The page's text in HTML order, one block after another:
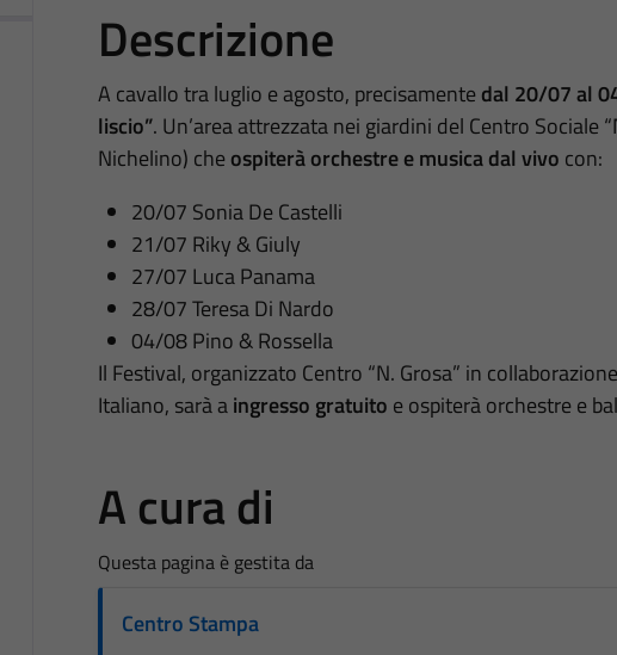
Descrizione
A cavallo tra luglio e agosto, precisamente dal 20/07 al
liscio”. Un’area attrezzata nei giardini del Centro Sociale
Nichelino) che ospiterà orchestre e musica dal vivo con:
20/07 Sonia De Castelli
21/07 Riky & Giuly
27/07 Luca Panama
28/07 Teresa Di Nardo
04/08 Pino & Rossella
Il Festival, organizzato Centro “N. Grosa” in
Italiano, sarà aingresso gratuito e ospiterà orchestre e
A cura di
Questa pagina è gestita da
Centro Stampa